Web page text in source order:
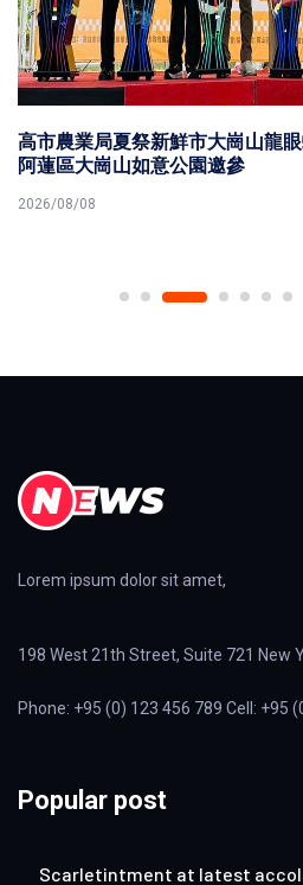
高市農業局夏祭新鮮市大崗山龍
阿蓮區大崗山如意公園邀參
2026/08/08
Lorem ipsum dolor sit amet,
198 West 21th Street, Suite 721 New
Phone: +95 (0) 123 456 789 Cell: +95
Popular post
Scarletintment at latest